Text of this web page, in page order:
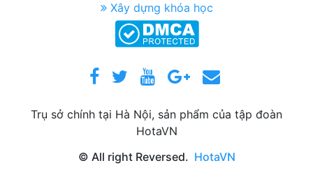
Xây dựng khóa học
Trụ sở chính tại Hà Nội, sản phẩm của tập đoàn
HotaVN
© All right Reversed. HotaVN